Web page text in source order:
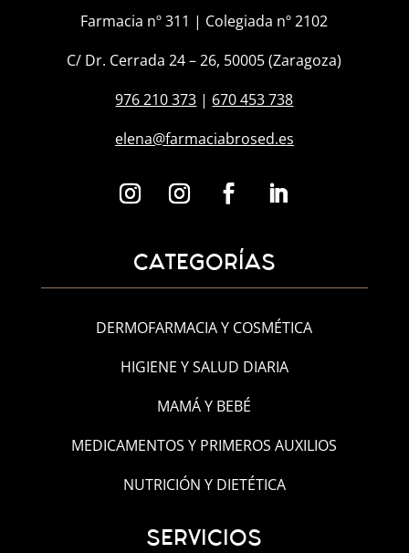
Farmacia nº 311 | Colegiada nº 2102
C/ Dr. Cerrada 24 – 26, 50005 (Zaragoza)
976 210 373 | 670 453 738
elena@farmaciabrosed.es
CATEGORÍAS
DERMOFARMACIA Y COSMÉTICA
HIGIENE Y SALUD DIARIA
MAMÁ Y BEBÉ
MEDICAMENTOS Y PRIMEROS AUXILIOS
NUTRICIÓN Y DIETÉTICA
SERVICIOS